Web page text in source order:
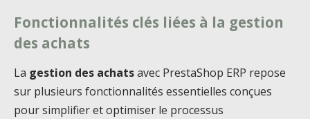
Fonctionnalités clés liées à la gestion
des achats
La gestion des achatsavec PrestaShop ERP repose
sur plusieurs fonctionnalités essentielles conçues
pour simplifier et optimiser le processus